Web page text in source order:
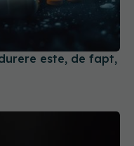
este, de fapt,